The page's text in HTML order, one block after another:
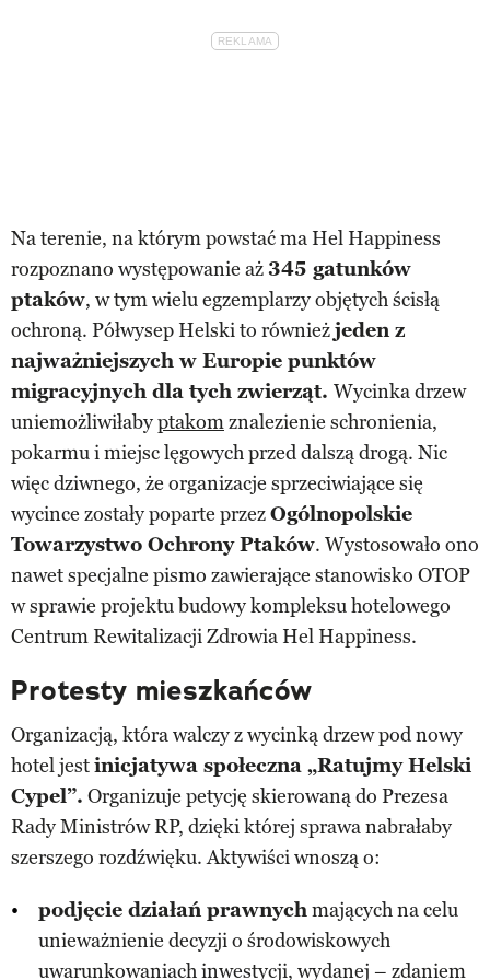
Na terenie, na którym powstać ma Hel Happiness
rozpoznano występowanie aż345 gatunków
ptaków, w tym wielu egzemplarzy objętych ścisłą
ochroną. Półwysep Helski to równieżjeden z
najważniejszych w Europie punktów
migracyjnych dla tych zwierząt. Wycinka drzew
uniemożliwiłabyptakomznalezienie schronienia,
pokarmu i miejsc lęgowych przed dalszą drogą. Nic
więc dziwnego, że organizacje sprzeciwiające się
wycince zostały poparte przezOgólnopolskie
Towarzystwo Ochrony Ptaków. Wystosowało ono
nawet specjalne pismo zawierające stanowisko OTOP
w sprawie projektu budowy kompleksu hotelowego
Centrum Rewitalizacji Zdrowia Hel Happiness.
Protesty mieszkańców
Organizacją, która walczy z wycinką drzew pod nowy
hotel jestinicjatywa społeczna „Ratujmy Helski
Cypel”. Organizuje petycję skierowaną do Prezesa
Rady Ministrów RP, dzięki której sprawa nabrałaby
szerszego rozdźwięku. Aktywiści wnoszą o:
podjęcie działań prawnychmających na celu
unieważnienie decyzji o środowiskowych
uwarunkowaniach inwestycji, wydanej – zdaniem